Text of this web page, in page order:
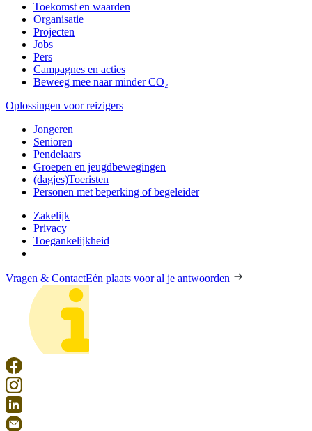
Toekomst en waarden
Organisatie
Projecten
Jobs
Pers
Campagnes en acties
Beweeg mee naar minder CO₂
Oplossingen voor reizigers
Jongeren
Senioren
Pendelaars
Groepen en jeugdbewegingen
(dagjes)Toeristen
Personen met beperking of begeleider
Zakelijk
Privacy
Toegankelijkheid
Vragen & ContactEén plaats voor al je antwoorden